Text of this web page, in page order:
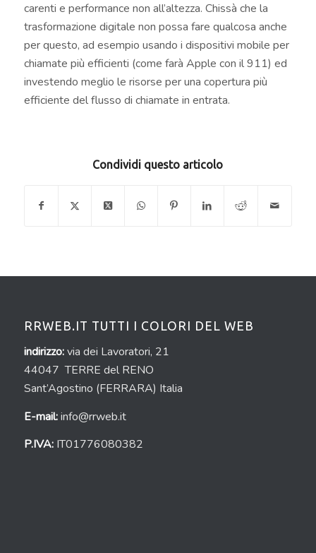
carenti e performance non all’altezza. Chissà che la
trasformazione digitale non possa fare qualcosa anche
per questo, ad esempio usando i dispositivi mobile per
chiamate più efficienti (come farà Apple con il 911) ed
investendo meglio le risorse per una copertura più
efficiente del flusso di chiamate in entrata.
Condividi questo articolo
RRWEB.IT TUTTI I COLORI DEL WEB
indirizzo:via dei Lavoratori, 21
44047 TERRE del RENO
Sant’Agostino (FERRARA) Italia
E-mail:info@rrweb.it
P.IVA:IT01776080382